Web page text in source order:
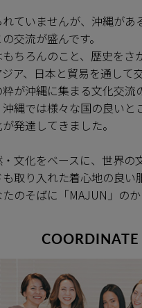
ていませんが、沖縄があ
交流が盛んです。
ちろんのこと、歴史をさ
ア、日本と貿易を通して
が沖縄に集まる文化交流
縄では様々な国の良いと
発達してきました。
文化をベースに、世界の
取り入れた着心地の良い
のそばに「MAJUN」のか
COORDINATE